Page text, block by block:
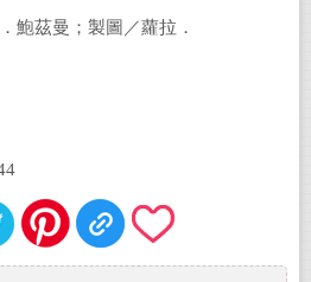
鮑茲曼；製圖／蘿拉．
, Laura Margueritte)